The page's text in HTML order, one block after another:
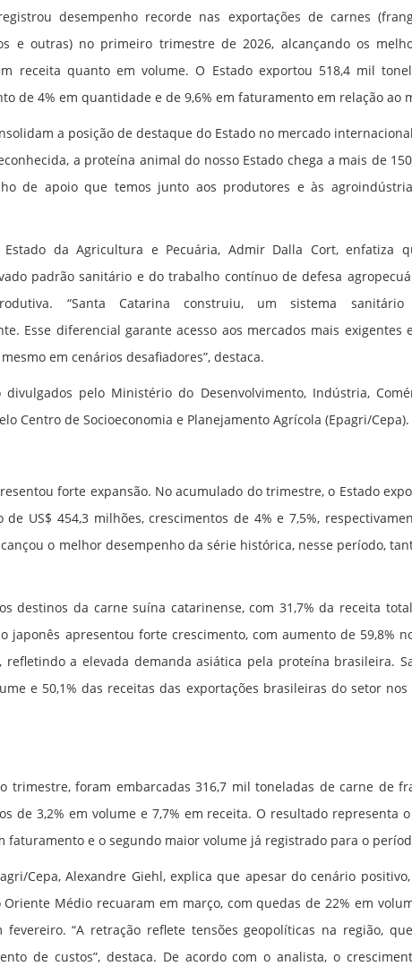
desempenho recorde nas exportações de carnes
e outras) no primeiro trimestre de 2026, alcançando os
receita quanto em volume. O Estado exportou 518,4 mil
de 4% em quantidade e de 9,6% em faturamento em relação ao
a posição de destaque do Estado no mercado
a proteína animal do nosso Estado chega a mais de
de apoio que temos junto aos produtores e às
da Agricultura e Pecuária, Admir Dalla Cort, enfatiza
padrão sanitário e do trabalho contínuo de defesa
“Santa Catarina construiu, um sistema sanitário
Esse diferencial garante acesso aos mercados mais exigentes
em cenários desafiadores”, destaca.
divulgados pelo Ministério do Desenvolvimento, Indústria,
Centro de Socioeconomia e Planejamento Agrícola (Epagri/Cepa).
forte expansão. No acumulado do trimestre, o Estado
US$ 454,3 milhões, crescimentos de 4% e 7,5%,
o melhor desempenho da série histórica, nesse período,
destinos da carne suína catarinense, com 31,7% da receita
japonês apresentou forte crescimento, com aumento de 59,8%
refletindo a elevada demanda asiática pela proteína brasileira.
e 50,1% das receitas das exportações brasileiras do setor
trimestre, foram embarcadas 316,7 mil toneladas de carne de
de 3,2% em volume e 7,7% em receita. O resultado representa
faturamento e o segundo maior volume já registrado para o
Cepa, Alexandre Giehl, explica que apesar do cenário
Médio recuaram em março, com quedas de 22% em
fevereiro. “A retração reflete tensões geopolíticas na região,
de custos”, destaca. De acordo com o analista, o